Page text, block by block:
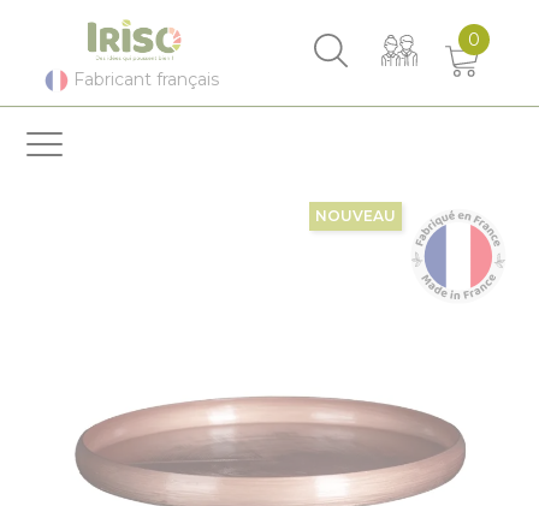
Fabricant français
0
NOUVEAU
Panneau de gestion des cookies